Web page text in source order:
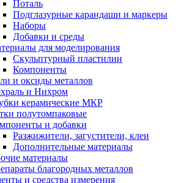
Поталь
Подглазурные карандаши и маркеры
Наборы
Добавки и среды
для моделирования
Скульптурный пластилин
Компоненты
и оксиды металлов
и Нихром
керамические МКР
полутомпаковые
и добавки
Разжижители, загустители, клеи
Дополнительные материалы
материалы
благородных металлов
и средства измерения